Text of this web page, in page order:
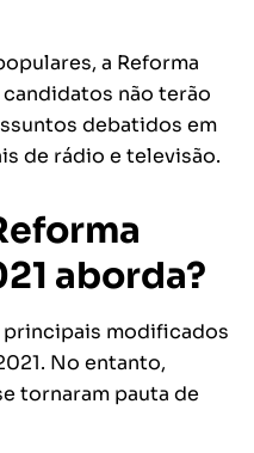
a Reforma
não terão
debatidos em
de rádio e televisão.
aborda?
principais modificados
No entanto,
tornaram pauta de